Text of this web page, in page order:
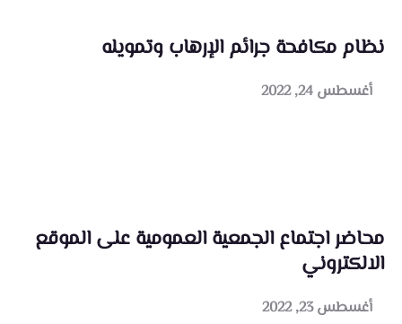
نظام مكافحة جرائم الإرهاب وتمويله
أغسطس 24, 2022
محاضر اجتماع الجمعية العمومية على الموقع
الالكتروني
أغسطس 23, 2022